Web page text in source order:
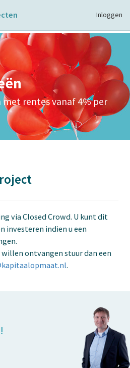
Inloggen
met rentes vanaf 4% per
via Closed Crowd. U kunt dit
investeren indien u een
ontvangen stuur dan een
.